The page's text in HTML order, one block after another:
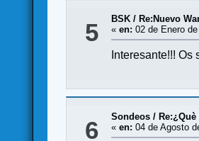
5 BSK / Re:Nuevo
«en: 02 de Enero
Interesante!!! Os
6 Sondeos /
«en: 04 de Agosto